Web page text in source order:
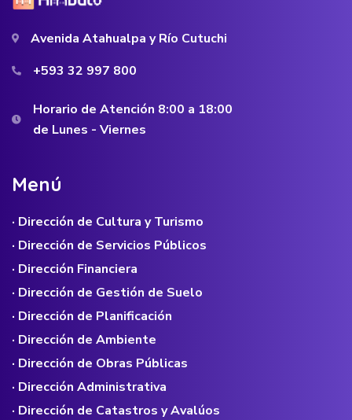
Avenida Atahualpa y Río Cutuchi
+593 32 997 800
Horario de Atención 8:00 a 18:00
de Lunes - Viernes
Menú
· Dirección de Cultura y Turismo
· Dirección de Servicios Públicos
· Dirección Financiera
· Dirección de Gestión de Suelo
· Dirección de Planificación
· Dirección de Ambiente
· Dirección de Obras Públicas
· Dirección Administrativa
· Dirección de Catastros y Avalúos